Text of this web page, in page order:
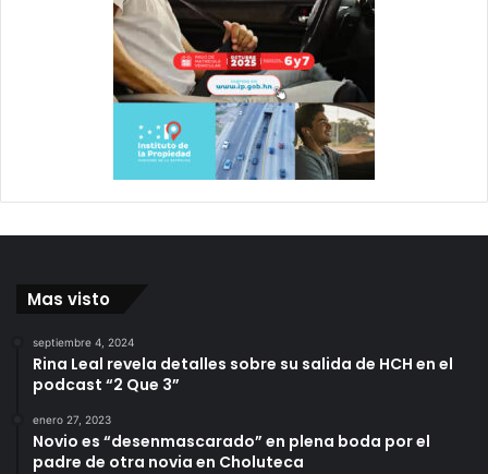
Mas visto
septiembre 4, 2024
Rina Leal revela detalles sobre su salida de HCH en el
podcast “2 Que 3”
enero 27, 2023
Novio es “desenmascarado” en plena boda por el
padre de otra novia en Choluteca